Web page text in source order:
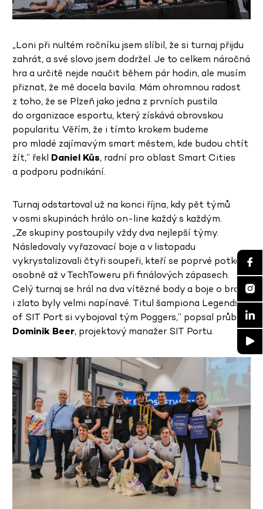
„Loni při nultém ročníku jsem slíbil, že si turnaj přijdu
zahrát, a své slovo jsem dodržel. Je to celkem náročná
hra a určitě nejde naučit během pár hodin, ale musím
přiznat, že mě docela bavila. Mám ohromnou radost
z toho, že se Plzeň jako jedna z prvních pustila
do organizace esportu, který získává obrovskou
popularitu. Věřím, že i tímto krokem budeme
pro mladé zajímavým smart městem, kde budou chtít
žít,“ řekl Daniel Kůs, radní pro oblast Smart Cities
a podporu podnikání.
Turnaj odstartoval už na konci října, kdy pět týmů
v osmi skupinách hrálo on-line každý s každým.
„Ze skupiny postoupily vždy dva nejlepší týmy.
Následovaly vyřazovací boje a v listopadu
vykrystalizovali čtyři soupeři, kteří se poprvé potkali
osobně až v TechToweru při finálových zápasech.
Celý turnaj se hrál na dva vítězné body a boje o bronz
i zlato byly velmi napínavé. Titul šampiona Legends
of SIT Port si vybojoval tým Poggers,“ popsal průběh
Dominik Beer, projektový manažer SIT Portu.